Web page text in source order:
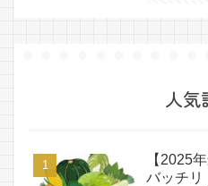
人気
【2025
バッチリ